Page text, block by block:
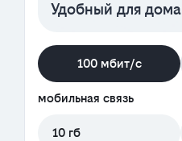
Удобный для дома
100 мбит/с
мобильная связь
10 гб